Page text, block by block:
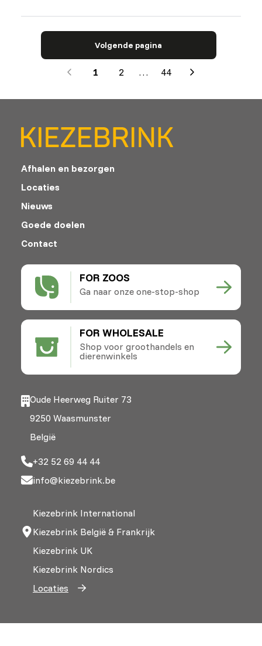
Volgende pagina
1 2 … 44
Next
FOR ZOOS
Ga naar onze one-stop-shop
FOR WHOLESALE
Shop voor groothandels en
dierenwinkels
Afhalen en bezorgen
Locaties
Nieuws
Goede doelen
Contact
Oude Heerweg Ruiter 73
9250 Waasmunster
België
+32 52 69 44 44
info@kiezebrink.be
Kiezebrink International
Kiezebrink België & Frankrijk
Kiezebrink UK
Kiezebrink Nordics
Locaties